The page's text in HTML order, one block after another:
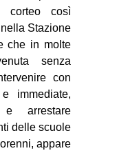
così
Stazione
che in molte
senza
con
immediate,
arrestare
delle scuole
appare